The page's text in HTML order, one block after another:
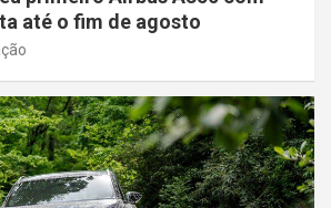
até o fim de agosto